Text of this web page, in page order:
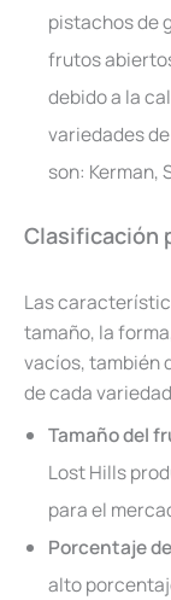
pistachos de
frutos
debido a la
variedades
son: Kerman,
Clasificación
Las
tamaño, la
vacíos, también
de cada
Tamaño del
Lost Hills
para el
Porcentaje
alto